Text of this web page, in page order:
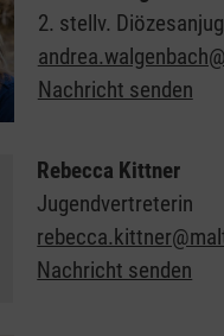
Schwerpunkte.
Spiel & Sport,
Trinken und
und
ist für unsere
– sie
72-Stunden-Aktion.
2. stellv.
Nachricht senden
Rebecca Kittner
Jugendvertreterin
Nachricht senden